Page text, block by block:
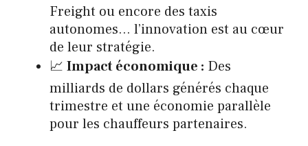
Freight ou encore des taxis
autonomes… l’innovation est au cœur
de leur stratégie.
📈 Impact économique : Des
milliards de dollars générés chaque
trimestre et une économie parallèle
pour les chauffeurs partenaires.